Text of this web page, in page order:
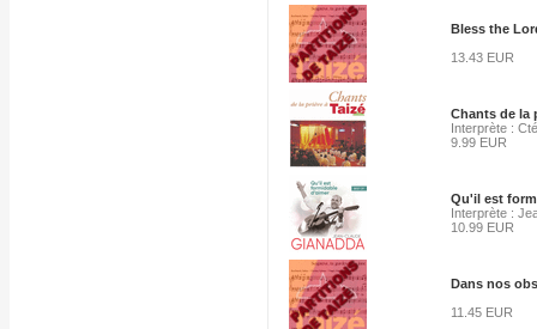
Bless the
13.43 EUR
Chants de la
Interprète :
9.99 EUR
Qu'il est
Interprète :
10.99 EUR
Dans nos
11.45 EUR